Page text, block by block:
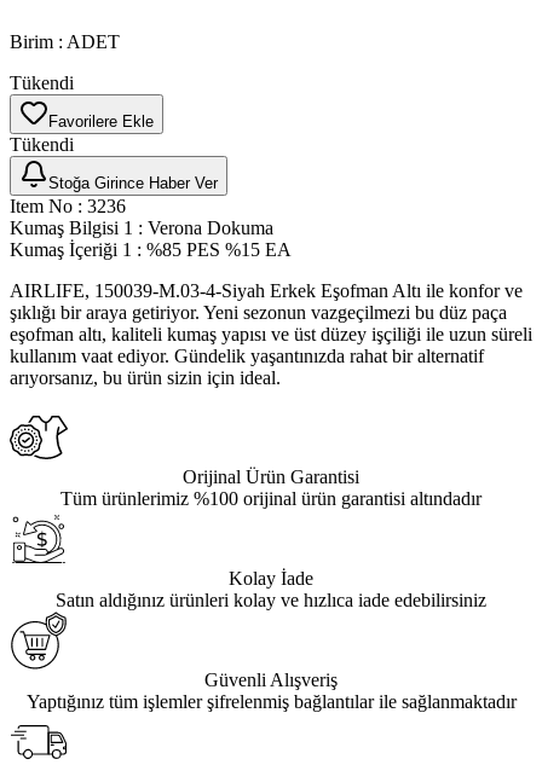
Birim : ADET
Tükendi
Favorilere Ekle
Tükendi
Stoğa Girince Haber Ver
Item No : 3236
Kumaş Bilgisi 1 : Verona Dokuma
Kumaş İçeriği 1 : %85 PES %15 EA
AIRLIFE, 150039-M.03-4-Siyah Erkek Eşofman Altı ile konfor ve
şıklığı bir araya getiriyor. Yeni sezonun vazgeçilmezi bu düz paça
eşofman altı, kaliteli kumaş yapısı ve üst düzey işçiliği ile uzun süreli
kullanım vaat ediyor. Gündelik yaşantınızda rahat bir alternatif
arıyorsanız, bu ürün sizin için ideal.
Orijinal Ürün Garantisi
Tüm ürünlerimiz %100 orijinal ürün garantisi altındadır
Kolay İade
Satın aldığınız ürünleri kolay ve hızlıca iade edebilirsiniz
Güvenli Alışveriş
Yaptığınız tüm işlemler şifrelenmiş bağlantılar ile sağlanmaktadır